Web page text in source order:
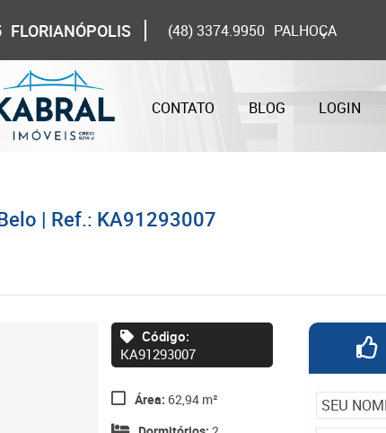
FLORIANÓPOLIS (48) 3374.9950 PALHOÇA
CONTATO BLOG LOGIN
| Ref.: KA91293007
Código:
KA91293007
Área: 62,94 m²